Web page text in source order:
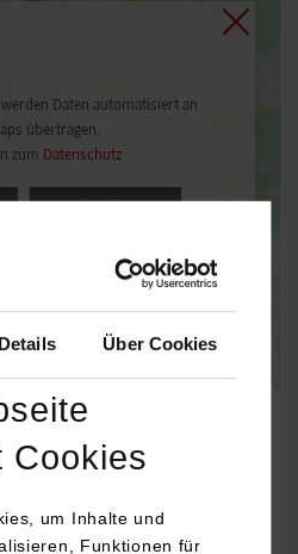
Details Über Cookies
Cookies
um Inhalte und
Funktionen für
Daten automatisiert an
übertragen.
zum Datenschutz